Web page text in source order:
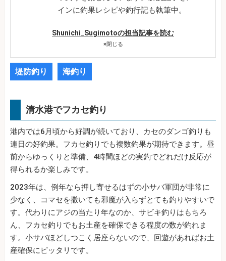
インに釣果レシピや釣行記も執筆中。
Shunichi_Sugimotoの担当記事を読む
×閉じる
堤防釣り 海釣り
清水港でフカセ釣り
港内では6月頃から好調が続いており、カセのダンゴ釣りも
連日の好釣果。フカセ釣りでも複数釣果が期待できます。昼
前からゆっくりと準備、4時間ほどの実釣でどれだけ反応が
得られるか楽しみです。
2023年は、例年なら押し寄せるはずの小サバ軍団が非常に
少なく、コマセを撒いても邪魔が入らずとても釣りやすいで
す。代わりにアジの当たり年なのか、サビキ釣りはもちろ
ん、フカセ釣りでもお土産を確保できる程度の数が釣れま
す。小サバほどしつこく居座らないので、回遊があればお土
産確保にピッタリです。